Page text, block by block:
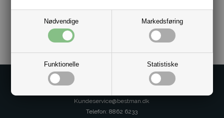
Nødvendige Markedsføring
Funktionelle Statistiske
10131125
Kundeservice@bestman.dk
Telefon: 8862 6233